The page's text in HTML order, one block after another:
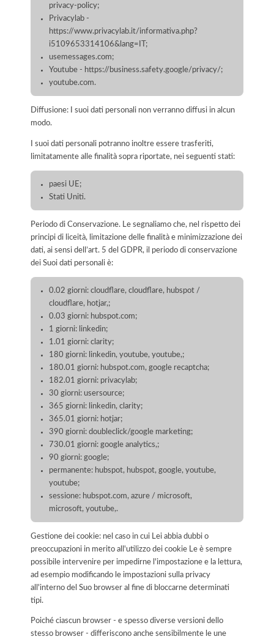
privacy-policy;
Privacylab -
https://www.privacylab.it/informativa.php?
i5109653314106&lang=IT;
usemessages.com;
Youtube - https://business.safety.google/privacy/;
youtube.com.
Diffusione: I suoi dati personali non verranno diffusi in alcun
modo.
I suoi dati personali potranno inoltre essere trasferiti,
limitatamente alle finalità sopra riportate, nei seguenti stati:
paesi UE;
Stati Uniti.
Periodo di Conservazione. Le segnaliamo che, nel rispetto dei
principi di liceità, limitazione delle finalità e minimizzazione dei
dati, ai sensi dell’art. 5 del GDPR, il periodo di conservazione
dei Suoi dati personali è:
0.02 giorni: cloudflare, cloudflare, hubspot /
cloudflare, hotjar,;
0.03 giorni: hubspot.com;
1 giorni: linkedin;
1.01 giorni: clarity;
180 giorni: linkedin, youtube, youtube,;
180.01 giorni: hubspot.com, google recaptcha;
182.01 giorni: privacylab;
30 giorni: usersource;
365 giorni: linkedin, clarity;
365.01 giorni: hotjar;
390 giorni: doubleclick/google marketing;
730.01 giorni: google analytics,;
90 giorni: google;
permanente: hubspot, hubspot, google, youtube,
youtube;
sessione: hubspot.com, azure / microsoft,
microsoft, youtube,.
Gestione dei cookie: nel caso in cui Lei abbia dubbi o
preoccupazioni in merito all'utilizzo dei cookie Le è sempre
possibile intervenire per impedirne l'impostazione e la lettura,
ad esempio modificando le impostazioni sulla privacy
all'interno del Suo browser al fine di bloccarne determinati
tipi.
Poiché ciascun browser - e spesso diverse versioni dello
stesso browser - differiscono anche sensibilmente le une